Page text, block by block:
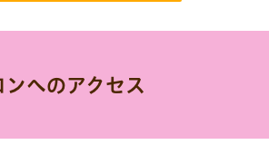
へのアクセス